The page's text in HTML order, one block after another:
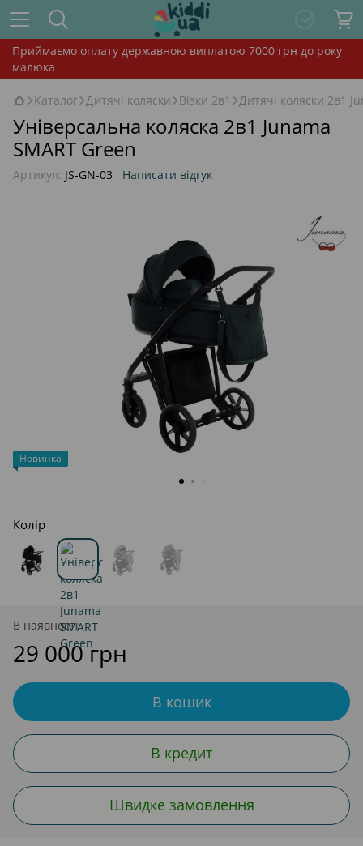
Приймаємо оплату державною виплатою 7000 грн до року
малюка
Каталог Дитячі коляски Візки 2в1 Дитячі коляски 2в1
Універсальна коляска 2в1 Junama
SMART Green
Артикул: JS-GN-03 Написати відгук
Новинка
Колір
В наявності
29 000 грн
В кошик
В кредит
Швидке замовлення